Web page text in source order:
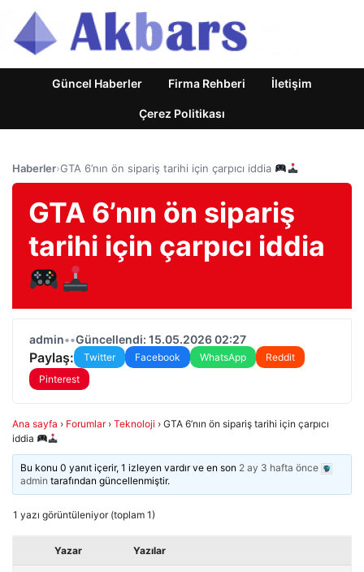
Güncel Haberler Firma Rehberi İletişim
Çerez Politikası
Haberler›GTA 6’nın ön sipariş tarihi için çarpıcı iddia
GTA 6’nın ön sipariş
tarihi için çarpıcı iddia
admin••Güncellendi: 15.05.2026 02:27
Paylaş: Twitter Facebook WhatsApp
Reddit
Pinterest
Ana sayfa › Forumlar › Teknoloji › GTA 6’nın ön sipariş tarihi için çarpıcı
iddia
Bu konu 0 yanıt içerir, 1 izleyen vardır ve en son 2 ay 3 hafta önce
admin tarafından güncellenmiştir.
1 yazı görüntüleniyor (toplam 1)
Yazar Yazılar